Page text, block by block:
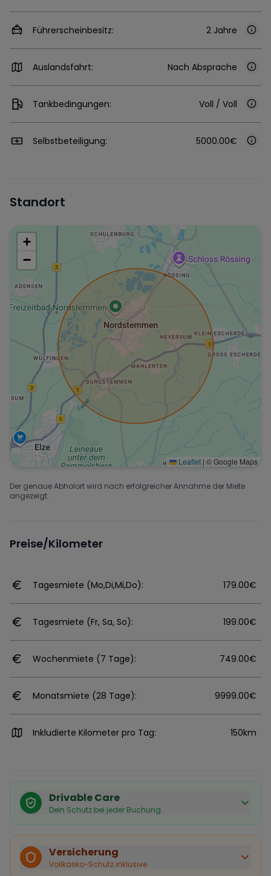
Führerscheinbesitz: 2 Jahre
Auslandsfahrt: Nach Absprache
Tankbedingungen: Voll / Voll
Selbstbeteiligung: 5000.00€
Standort
+
−
Leaflet | © Google Maps
Der genaue Abholort wird nach erfolgreicher Annahme der Miete
angezeigt.
Preise/Kilometer
Tagesmiete (Mo,Di,Mi,Do): 179.00€
Tagesmiete (Fr, Sa, So): 199.00€
Wochenmiete (7 Tage): 749.00€
Monatsmiete (28 Tage): 9999.00€
Inkludierte Kilometer pro Tag: 150km
Drivable Care
Dein Schutz bei jeder Buchung
Käuferschutz inklusive
Bei Stornierung durch den Vermieter erhältst du eine
vollständige Rückerstattung.
Versicherung
Vollkasko-Schutz inklusive